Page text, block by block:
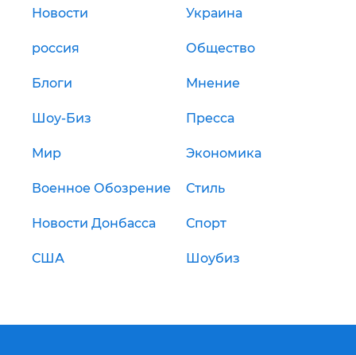
Новости Украина
россия Общество
Блоги Мнение
Шоу-Биз Пресса
Мир Экономика
Военное Обозрение Стиль
Новости Донбасса Спорт
США Шоубиз